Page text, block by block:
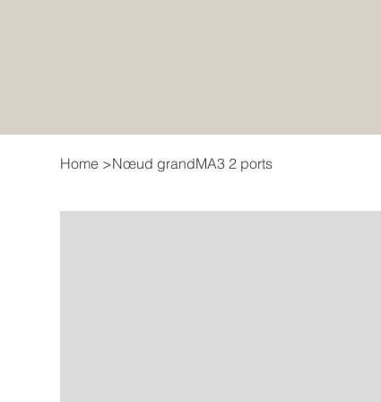
Home >Nœud grandMA3 2 ports